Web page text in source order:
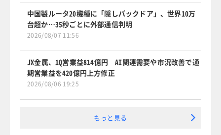
中国製ルータ20機種に「隠しバックドア」、世界10万
台超か…35秒ごとに外部通信判明
2026/08/07 11:56
JX金属、1Q営業益814億円 AI関連需要や市況改善で通
期営業益を420億円上方修正
2026/08/06 19:25
もっと見る